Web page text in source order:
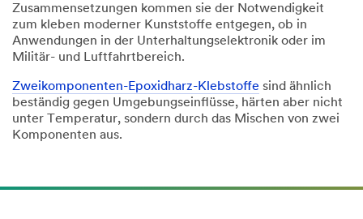
Zusammensetzungen kommen sie der Notwendigkeit
zum kleben moderner Kunststoffe entgegen, ob in
Anwendungen in der Unterhaltungselektronik oder im
Militär- und Luftfahrtbereich.
Zweikomponenten-Epoxidharz-Klebstoffe sind ähnlich
beständig gegen Umgebungseinflüsse, härten aber nicht
unter Temperatur, sondern durch das Mischen von zwei
Komponenten aus.